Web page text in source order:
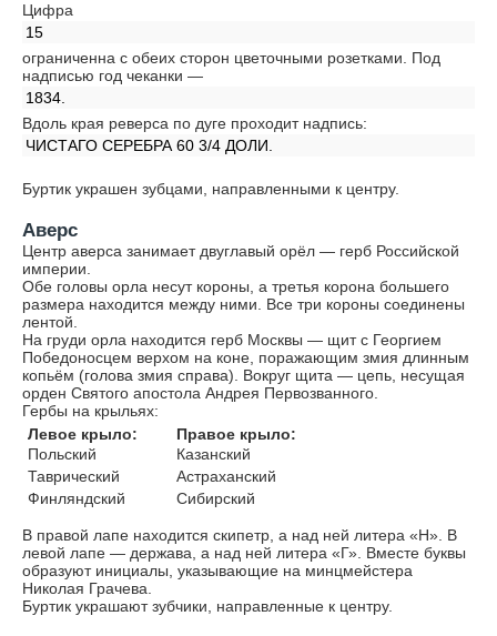
Цифра
15
ограниченна с обеих сторон цветочными розетками. Под
надписью год чеканки —
1834.
Вдоль края реверса по дуге проходит надпись:
ЧИСТАГО СЕРЕБРА 60 3/4 ДОЛИ.
Буртик украшен зубцами, направленными к центру.
Аверс
Центр аверса занимает двуглавый орёл — герб Российской
империи.
Обе головы орла несут короны, а третья корона большего
размера находится между ними. Все три короны соединены
лентой.
На груди орла находится герб Москвы — щит с Георгием
Победоносцем верхом на коне, поражающим змия длинным
копьём (голова змия справа). Вокруг щита — цепь, несущая
орден Святого апостола Андрея Первозванного.
Гербы на крыльях:
Левое крыло:
Польский
Таврический
Финляндский
Правое крыло:
Казанский
Астраханский
Сибирский
В правой лапе находится скипетр, а над ней литера «Н». В
левой лапе — держава, а над ней литера «Г». Вместе буквы
образуют инициалы, указывающие на минцмейстера
Николая Грачева.
Буртик украшают зубчики, направленные к центру.